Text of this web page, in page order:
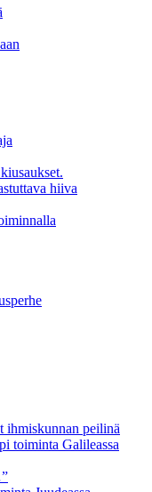
hiiva
ihmiskunnan peilinä
toiminta Galileassa